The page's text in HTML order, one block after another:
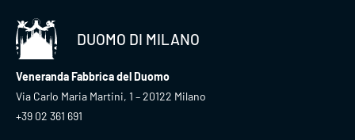
DUOMO DI MILANO
Veneranda Fabbrica del Duomo
Via Carlo Maria Martini, 1 – 20122 Milano
+39 02 361 691